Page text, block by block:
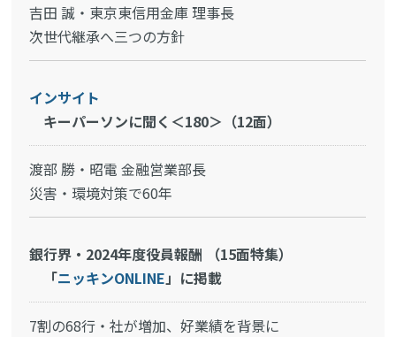
吉田 誠・東京東信用金庫 理事長
次世代継承へ三つの方針
インサイト
キーパーソンに聞く＜180＞（12面）
渡部 勝・昭電 金融営業部長
災害・環境対策で60年
銀行界・2024年度役員報酬 （15面特集）
「ニッキンONLINE 」に掲載
7割の68行・社が増加、好業績を背景に